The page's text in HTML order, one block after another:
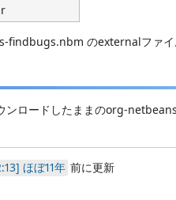
のexternalファイ
ロードしたままのorg-
ほぼ11年 前に更新